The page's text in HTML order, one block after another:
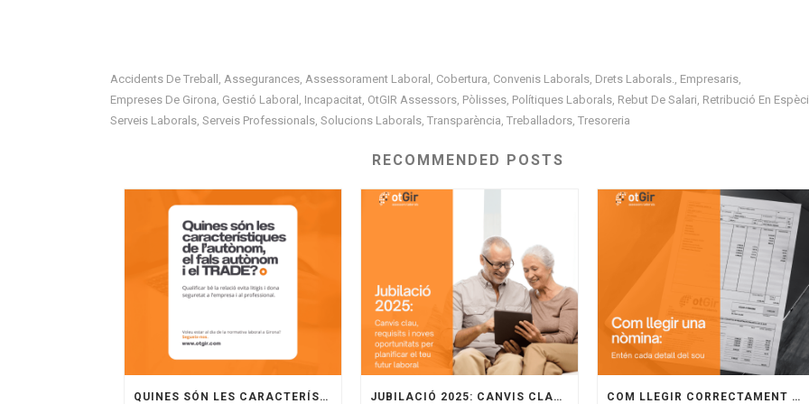
Accidents De Treball , Assegurances, Assessorament Laboral , Cobertura, Convenis Laborals, Drets Laborals., Empresaris,
Empreses De Girona, Gestió Laboral , Incapacitat, OtGIR Assessors, Pòlisses, Polítiques Laborals, Rebut De Salari, Retribució En
Serveis Laborals, Serveis Professionals, Solucions Laborals, Transparència, Treballadors, Tresoreria
RECOMMENDED POSTS
QUINES SÓN LES CARACTERÍSTIQUES DE L’AUTÒNOM, EL FALS AUTÒNOM I EL TRADE? JUBILACIÓ 2025: CANVIS CLAU, REQUISITS I NOVES OPORTUNITATS PER PLANIFICAR EL TEU FUTUR LABORAL COM LLEGIR CORRECTAMENT UNA NÒMINA: GUIA PRÀCTICA PER A EMPRESES I TREBALLADORS